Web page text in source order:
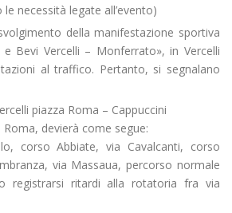
necessità legate all’evento)
della manifestazione sportiva
Bevi Vercelli – Monferrato», in Vercelli
al traffico. Pertanto, si segnalano
piazza Roma – Cappuccini
devierà come segue:
corso Abbiate, via Cavalcanti, corso
via Massaua, percorso normale
registrarsi ritardi alla rotatoria fra via